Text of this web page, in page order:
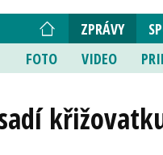
ZPRÁVY
FOTO
VIDEO